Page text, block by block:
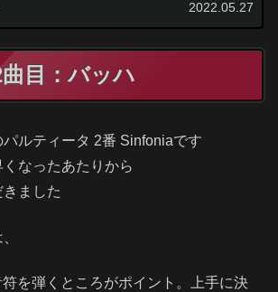
2022.05.27
目：バッハ
ルティータ 2番 Sinfoniaです
なったあたりから
ました
を弾くところがポイント。上手に決